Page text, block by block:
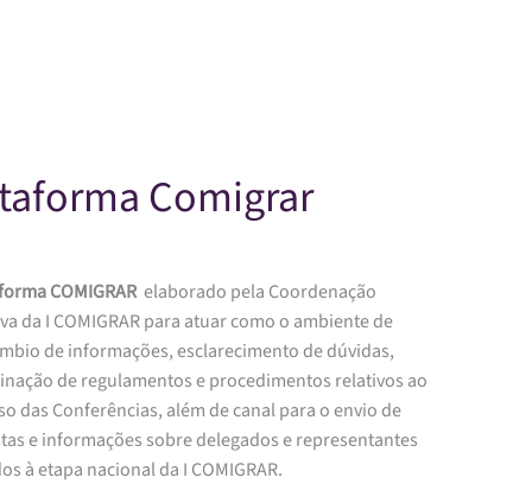
Comigrar
COMIGRARelaborado pela Coordenação
da I COMIGRAR para atuar como o ambiente de
de informações, esclarecimento de dúvidas,
de regulamentos e procedimentos relativos ao
das Conferências, além de canal para o envio de
e informações sobre delegados e representantes
à etapa nacional da I COMIGRAR.